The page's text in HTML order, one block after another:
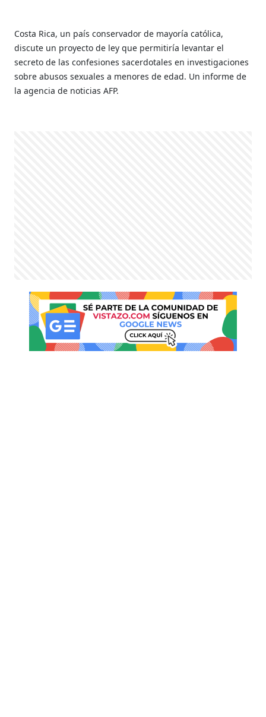
Costa Rica, un país conservador de mayoría católica,
discute un proyecto de ley que permitiría levantar el
secreto de las confesiones sacerdotales en investigaciones
sobre abusos sexuales a menores de edad. Un informe de
la agencia de noticias AFP.